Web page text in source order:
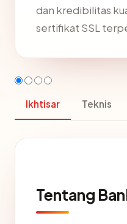
dan kredibilitas
sertifikat SSL
Ikhtisar Teknis
Tentang